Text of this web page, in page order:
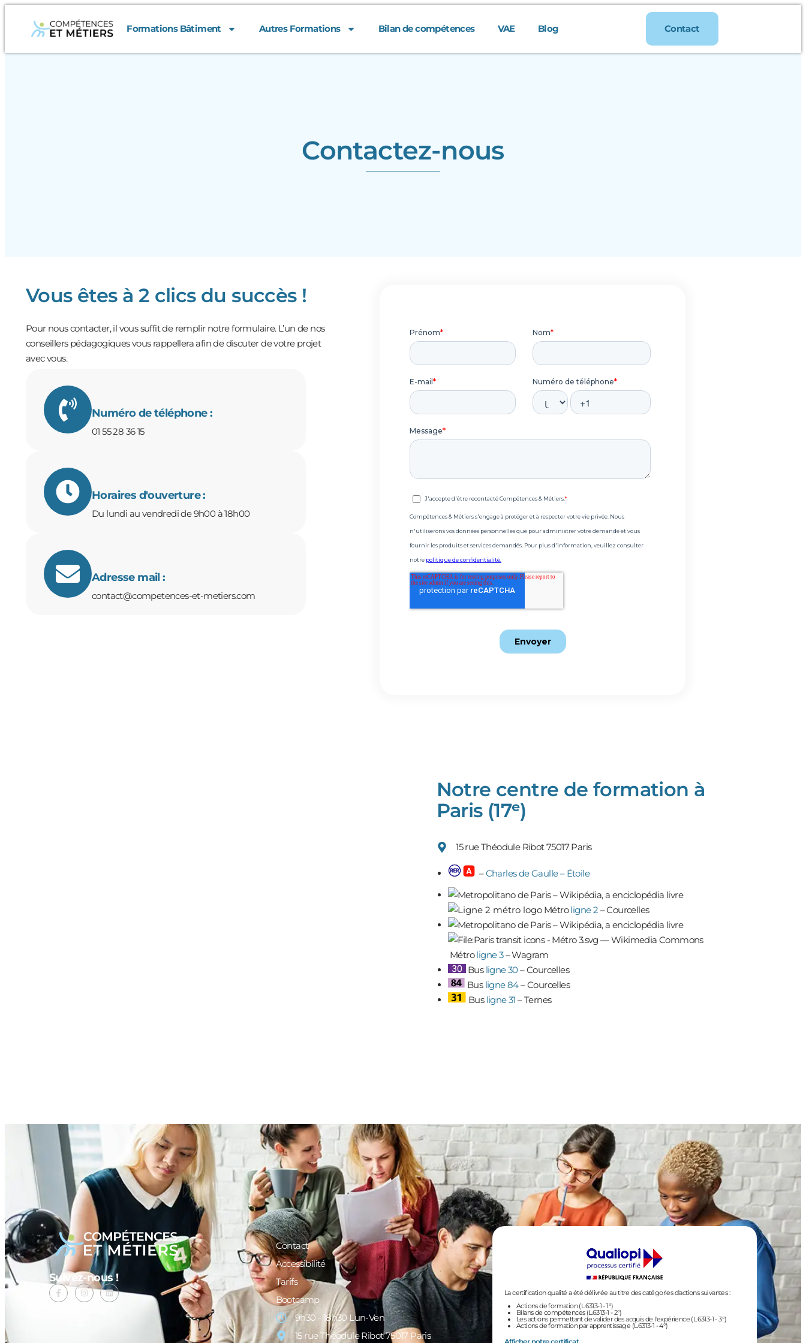
Formations Bâtiment Autres Formations Bilan de compétences VAE Blog Contact
Contactez-nous
Vous êtes à 2 clics du succès !
Pour nous contacter, il vous suffit de remplir notre formulaire. L’un de nos
conseillers pédagogiques vous rappellera afin de discuter de votre projet
avec vous.
Numéro de téléphone :
01 55 28 36 15
Horaires d'ouverture :
Du lundi au vendredi de 9h00 à 18h00
Adresse mail :
contact@competences-et-metiers.com
Notre centre de formation à
Paris (17ᵉ)
15 rue Théodule Ribot 75017 Paris
–Charles de Gaulle – Étoile
Métroligne 2 – Courcelles
Métroligne 3– Wagram
Bus ligne 30– Courcelles
Bus ligne 84– Courcelles
Bus ligne 31 – Ternes
Suivez-nous !
Contact
Accessibilité
Tarifs
Bootcamp
9h30 - 18h30 Lun-Ven
15 rue Théodule Ribot 75017 Paris
La certification qualité a été délivrée au titre des catégories d'actions suivantes :
Actions de formation (L.6313-1 - 1°)
Bilans de compétences (L.6313-1 - 2°)
Les actions permettant de valider des acquis de l'expérience (L.6313-1 - 3°)
Actions de formation par apprentissage (L.6313-1 - 4°)